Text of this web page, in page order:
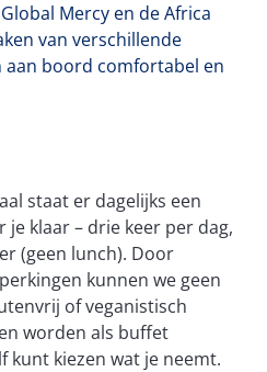
Mercy en de Africa
van verschillende
boord comfortabel en
staat er dagelijks een
klaar – drie keer per dag,
(geen lunch). Door
kunnen we geen
of veganistisch
worden als buffet
kunt kiezen wat je neemt.